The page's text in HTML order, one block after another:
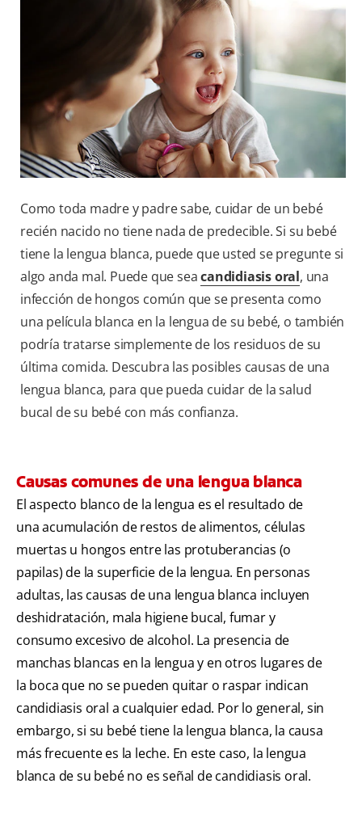
PARA PROFESIONALES
CUPONES
DO (ES)
Como toda madre y padre sabe, cuidar de un bebé
recién nacido no tiene nada de predecible. Si su bebé
tiene la lengua blanca, puede que usted se pregunte si
algo anda mal. Puede que seacandidiasis oral, una
infección de hongos común que se presenta como
una película blanca en la lengua de su bebé, o también
podría tratarse simplemente de los residuos de su
última comida. Descubra las posibles causas de una
lengua blanca, para que pueda cuidar de la salud
bucal de su bebé con más confianza.
Causas comunes de una lengua blanca
El aspecto blanco de la lengua es el resultado de
una acumulación de restos de alimentos, células
muertas u hongos entre las protuberancias (o
papilas) de la superficie de la lengua. En personas
adultas, las causas de una lengua blanca incluyen
deshidratación, mala higiene bucal, fumar y
consumo excesivo de alcohol. La presencia de
manchas blancas en la lengua y en otros lugares de
la boca que no se pueden quitar o raspar indican
candidiasis oral a cualquier edad. Por lo general, sin
embargo, si su bebé tiene la lengua blanca, la causa
más frecuente es la leche. En este caso, la lengua
blanca de su bebé no es señal de candidiasis oral.